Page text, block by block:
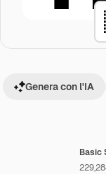
Basic
Genera con l'IA